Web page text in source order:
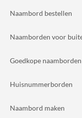
Naambord bestellen
Naamborden voor
Goedkope naamborden
Huisnummerborden
Naambord maken